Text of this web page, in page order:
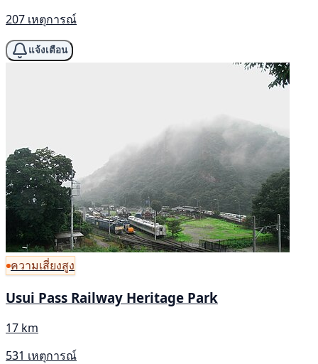
207 เหตุการณ์
แจ้งเตือน
ความเสี่ยงสูง
Usui Pass Railway Heritage Park
17 km
531 เหตุการณ์